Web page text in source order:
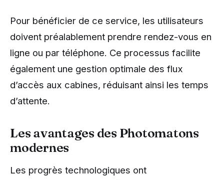
Pour bénéficier de ce service, les utilisateurs
doivent préalablement prendre rendez-vous en
ligne ou par téléphone. Ce processus facilite
également une gestion optimale des flux
d’accès aux cabines, réduisant ainsi les temps
d’attente.
Les avantages des Photomatons
modernes
Les progrès technologiques ont